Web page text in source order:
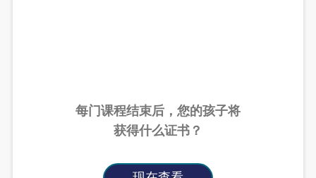
每门课程结束后，您的孩子将
获得什么证书？